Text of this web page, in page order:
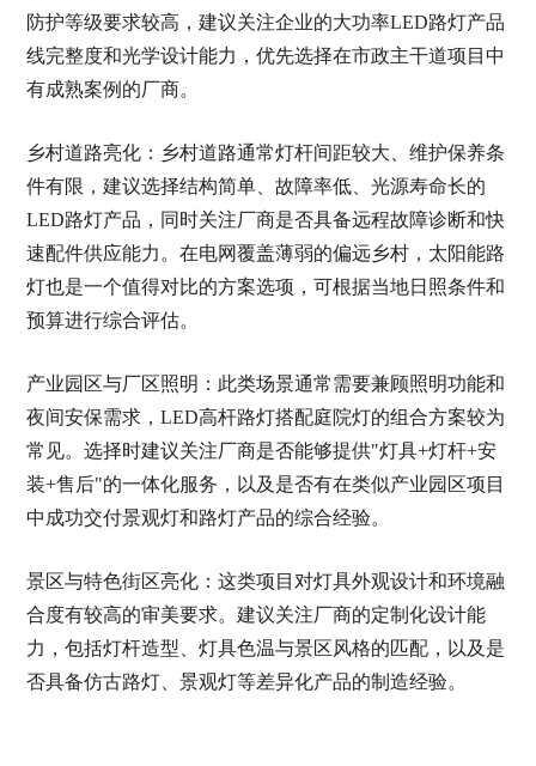
防护等级要求较高，建议关注企业的大功率LED路灯产品
线完整度和光学设计能力，优先选择在市政主干道项目中
有成熟案例的厂商。
乡村道路亮化：乡村道路通常灯杆间距较大、维护保养条
件有限，建议选择结构简单、故障率低、光源寿命长的
LED路灯产品，同时关注厂商是否具备远程故障诊断和快
速配件供应能力。在电网覆盖薄弱的偏远乡村，太阳能路
灯也是一个值得对比的方案选项，可根据当地日照条件和
预算进行综合评估。
产业园区与厂区照明：此类场景通常需要兼顾照明功能和
夜间安保需求，LED高杆路灯搭配庭院灯的组合方案较为
常见。选择时建议关注厂商是否能够提供"灯具+灯杆+安
装+售后"的一体化服务，以及是否有在类似产业园区项目
中成功交付景观灯和路灯产品的综合经验。
景区与特色街区亮化：这类项目对灯具外观设计和环境融
合度有较高的审美要求。建议关注厂商的定制化设计能
力，包括灯杆造型、灯具色温与景区风格的匹配，以及是
否具备仿古路灯、景观灯等差异化产品的制造经验。